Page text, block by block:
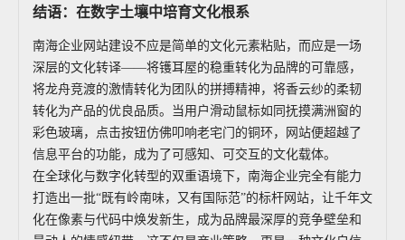
结语：在数字土壤中培育文化根系
南海企业网站建设不应是简单的文化元素粘贴，而应是一场
深层的文化转译——将镬耳屋的稳重转化为品牌的可靠感，
将龙舟竞渡的激情转化为团队的拼搏精神，将香云纱的柔韧
转化为产品的优良品质。当用户滑动鼠标如同抚摸满洲窗的
彩色玻璃，点击按钮仿佛叩响老宅门的铜环，网站便超越了
信息平台的功能，成为了可感知、可交互的文化载体。
在全球化与数字化转型的双重语境下，南海企业完全有能力
打造出一批“既有岭南味，又有国际范”的标杆网站，让千年文
化在像素与代码中焕发新生，成为品牌最深厚的竞争壁垒和